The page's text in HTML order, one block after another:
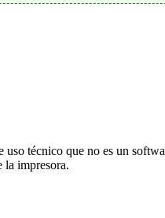
técnico que no es un
la impresora.